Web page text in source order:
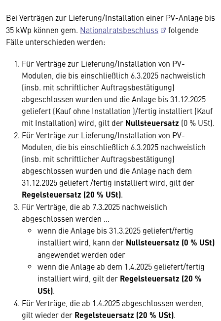
Bei Verträgen zur Lieferung/Installation einer PV-Anlage bis
35 kWp können gem. Nationalratsbeschluss
folgende
Fälle unterschieden werden:
Für Verträge zur Lieferung/Installation von PV-
Modulen, die bis einschließlich 6.3.2025 nachweislich
(insb. mit schriftlicher Auftragsbestätigung)
abgeschlossen wurden und die Anlage bis 31.12.2025
geliefert (Kauf ohne Installation )/fertig installiert (Kauf
mit Installation) wird, gilt der Nullsteuersatz (0 % USt).
Für Verträge zur Lieferung/Installation von PV-
Modulen, die bis einschließlich 6.3.2025 nachweislich
(insb. mit schriftlicher Auftragsbestätigung)
abgeschlossen wurden und die Anlage nach dem
31.12.2025 geliefert /fertig installiert wird, gilt der
Regelsteuersatz (20 % USt).
Für Verträge, die ab 7.3.2025 nachweislich
abgeschlossen werden …
wenn die Anlage bis 31.3.2025 geliefert/fertig
installiert wird, kann der Nullsteuersatz (0 % USt)
angewendet werden oder
wenn die Anlage ab dem 1.4.2025 geliefert/fertig
installiert wird, gilt der Regelsteuersatz (20 %
USt).
Für Verträge, die ab 1.4.2025 abgeschlossen werden,
gilt wieder der Regelsteuersatz (20 % USt).